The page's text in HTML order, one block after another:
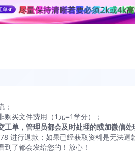
；
购买文件费用（1元=1学分）；
单，管理员都会及时处理的或加微信处
进行退款；如果已经获取资料是无法退
到了都会发给您的！放心！